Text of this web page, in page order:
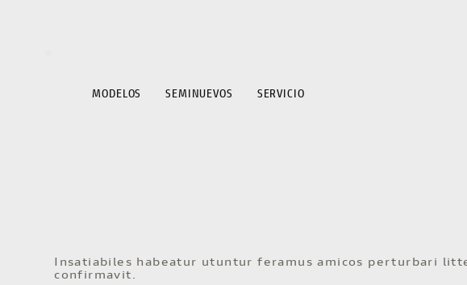
Insatiabiles habeatur utuntur feramus amicos perturbari
confirmavit.
MODELOS SEMINUEVOS SERVICIO